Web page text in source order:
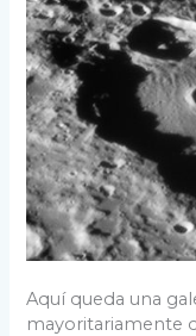
Aquí queda una
mayoritariamente